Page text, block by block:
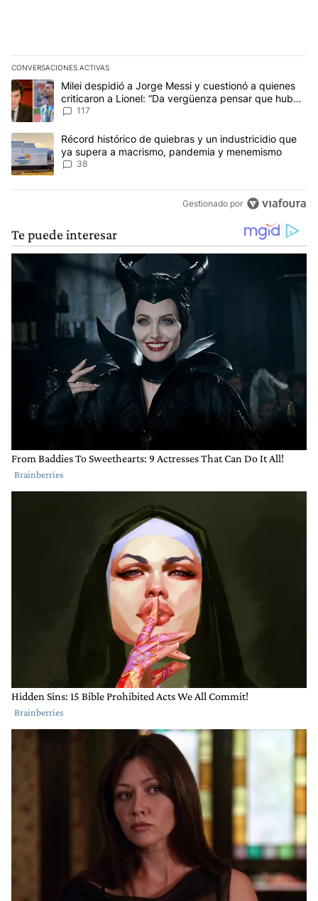
CONVERSACIONES ACTIVAS
Este listado muestra los artículos con más comentarios en los
Un artículo de tendencia con el título "Milei despidió a Jorge
Milei despidió a Jorge Messi y cuestionó a quienes
criticaron a Lionel: “Da vergüenza pensar que hubo
anti-Messi”
117
Un artículo de tendencia con el título "Récord histórico de
Récord histórico de quiebras y un industricidio que
ya supera a macrismo, pandemia y menemismo
38
Gestionado por